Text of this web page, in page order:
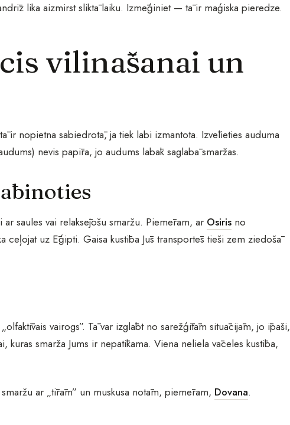
lika aizmirst sliktā laiku. Izmēģiniet — tā ir maģiska pieredze.
vilināšanai un
ir nopietna sabiedrotā, ja tiek labi izmantota. Izvēlieties auduma
nevis papīra, jo audums labāk saglabā smaržas.
ar saules vai relaksējošu smaržu. Piemēram, ar Osiris no
ceļojat uz Ēģipti. Gaisa kustība Jūs transportēs tieši zem ziedošā
vairogs”. Tā var izglābt no sarežģītām situācijām, jo īpaši,
kuras smarža Jums ir nepatīkama. Viena neliela vāceles kustība,
ar „tīrām” un muskusa notām, piemēram, Dovana.